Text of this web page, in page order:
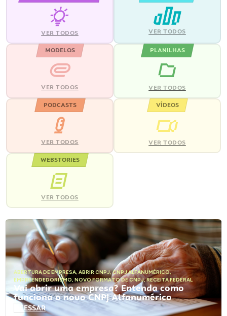
VER TODOS VER TODOS
MODELOS
VER TODOS
PLANILHAS
VER TODOS
PODCASTS
VER TODOS
VÍDEOS
VER TODOS
WEBSTORIES
VER TODOS
ABERTURA DE EMPRESA, ABRIR CNPJ,CNPJ ALFANUMÉRICO,
EMPREENDEDORISMO, NOVO FORMATO DE CNPJ,RECEITA FEDERAL
Vai abrir uma empresa? Entenda como
funciona o novo CNPJ Alfanumérico
ACESSAR